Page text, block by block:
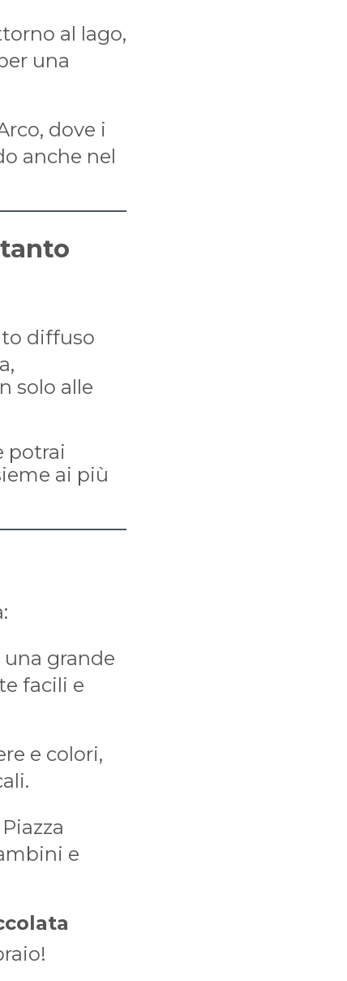
al lago,
una
dove i
anche nel
diffuso
solo alle
potrai
ai più
grande
facili e
e colori,
e